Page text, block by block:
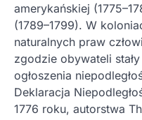
amerykańskiej
(1789–1799). W
naturalnych praw
zgodzie obywateli
ogłoszenia
Deklaracja
1776 roku, autorstwa